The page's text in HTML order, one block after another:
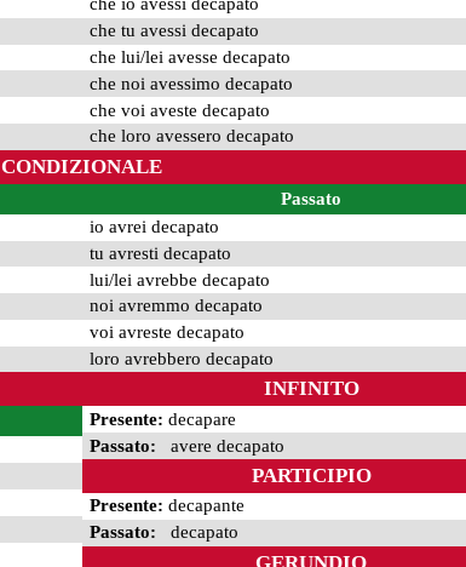
che io avessi decapato
che tu avessi decapato
che lui/lei avesse decapato
che noi avessimo decapato
che voi aveste decapato
che loro avessero decapato
CONDIZIONALE
Passato
io avrei decapato
tu avresti decapato
lui/lei avrebbe decapato
noi avremmo decapato
voi avreste decapato
loro avrebbero decapato
INFINITO
Presente: decapare
Passato: avere decapato
PARTICIPIO
Presente: decapante
Passato: decapato
GERUNDIO